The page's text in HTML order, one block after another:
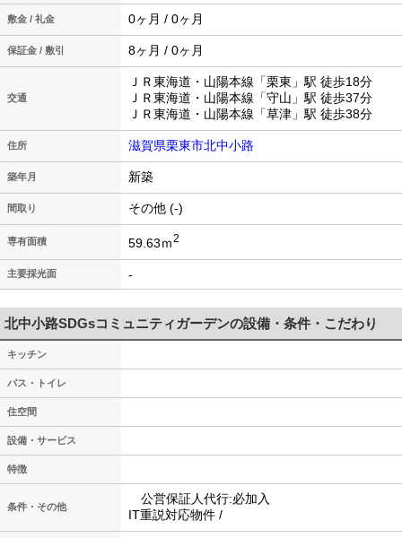
敷金 / 礼金 0ヶ月 / 0ヶ月
保証金 / 敷引 8ヶ月 / 0ヶ月
交通
ＪＲ東海道・山陽本線「栗東」駅 徒歩18分
ＪＲ東海道・山陽本線「守山」駅 徒歩37分
ＪＲ東海道・山陽本線「草津」駅 徒歩38分
住所 滋賀県栗東市北中小路
築年月 新築
間取り その他 (-)
専有面積 59.63ｍ2
主要採光面 -
北中小路SDGsコミュニティガーデンの設備・条件・こだわり
キッチン
バス・トイレ
住空間
設備・サービス
特徴
条件・その他
公営保証人代行:必加入
IT重説対応物件 /